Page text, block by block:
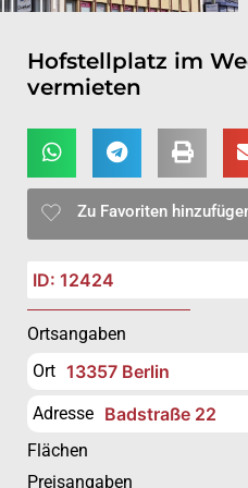
Hofstellplatz im
vermieten
Zu Favoriten
ID: 12424
Ortsangaben
Ort 13357 Berlin
Adresse Badstraße 22
Flächen
Preisangaben